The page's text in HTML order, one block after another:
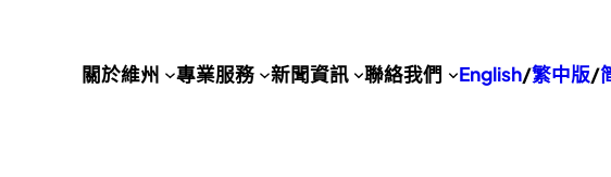
關於維州 專業服務 新聞資訊 聯絡我們 English/繁中版/